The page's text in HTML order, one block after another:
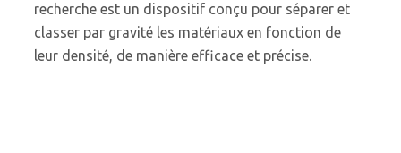
recherche est un dispositif conçu pour séparer et
classer par gravité les matériaux en fonction de
leur densité, de manière efficace et précise.